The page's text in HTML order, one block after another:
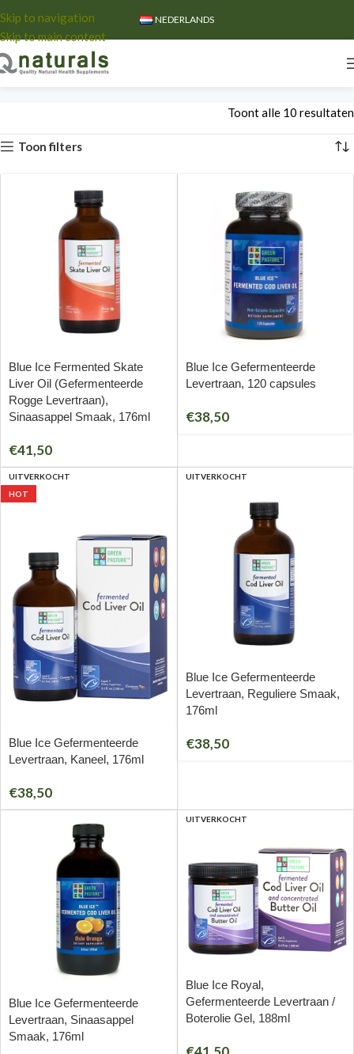
Skip to navigation
Skip to main content
NEDERLANDS
Toont alle 10 resultaten
Toon filters
Blue Ice Fermented Skate
Liver Oil (Gefermenteerde
Rogge Levertraan),
Sinaasappel Smaak, 176ml
€41,50
Blue Ice Gefermenteerde
Levertraan, 120 capsules
€38,50
UITVERKOCHT
HOT
Blue Ice Gefermenteerde
Levertraan, Kaneel, 176ml
€38,50
UITVERKOCHT
Blue Ice Gefermenteerde
Levertraan, Reguliere Smaak,
176ml
€38,50
Blue Ice Gefermenteerde
Levertraan, Sinaasappel
Smaak, 176ml
UITVERKOCHT
Blue Ice Royal,
Gefermenteerde Levertraan /
Boterolie Gel, 188ml